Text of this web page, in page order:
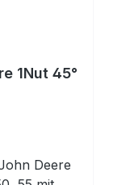
1Nut 45°
Deere